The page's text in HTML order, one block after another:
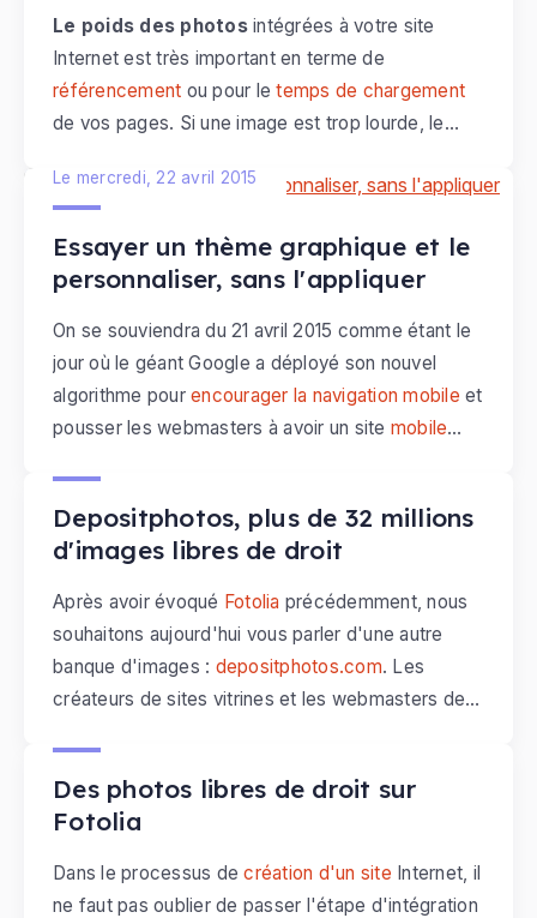
graphiste ? On vous propose aujourd'hui de
découvrir
Tailor
, un site permettant de créer soi
même son logo en ligne à prix très abordable.
Même si ce site est en anglais, on a choisi de
d'utilisation (encore plus avec ce billet!) pour être
accessible à tous.
Le poids des photosintégrées à votre site
Internet est très important en terme de
référencement ou pour letemps de chargement
de vos pages. Si une image est trop lourde, le
fuir la plupart des internautes, souvent pressés.
d'internautes consultent votre site via mobiles et
vont charger votre contenu avec de la 3G. Alors
comment s'assurer qu'une image n'est pas trop
"lourde" avant de l'intégrer à son site Internet et
Essayer un thème graphique et le
personnaliser, sans l'appliquer
Le mercredi, 22 avril 2015
On se souviendra du 21 avril 2015 comme étant le
jour où le géant Google a déployé son nouvel
algorithme pour encourager la navigation mobile et
pousser les webmasters à avoir un site mobile
mettre en avant lessites qui s'adaptent à
toutes les tailles d'écran. Si ce n'est pas
encore fait, appliquez unthème responsive
avoir un site consultable à la fois sur téléphone,
tablette ou ordinateur. Pour vous aider à franchir le
pas et changer de thème,
e-monsite vous
graphique sur son site, sans l'appliquer
définitivement !
Depositphotos, plus de 32 millions
d'images libres de droit
Après avoir évoqué Fotolia précédemment, nous
souhaitons aujourd'hui vous parler d'une autre
banque d'images : depositphotos.com. Les
créateurs de sites vitrines et les webmasters de
répondant à tout type de besoin.
Des photos libres de droit sur
Fotolia
Dans le processus decréation d'un site Internet, il
ne faut pas oublier de passer l'étape d'intégration